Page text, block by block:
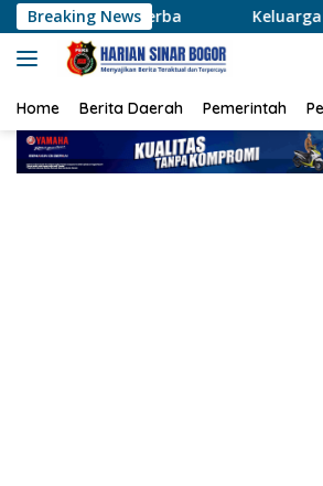
Langsung
ke
konten
Breaking NewsKeluarga Sutrimo Serahkan
Home Berita Daerah Pemerintah